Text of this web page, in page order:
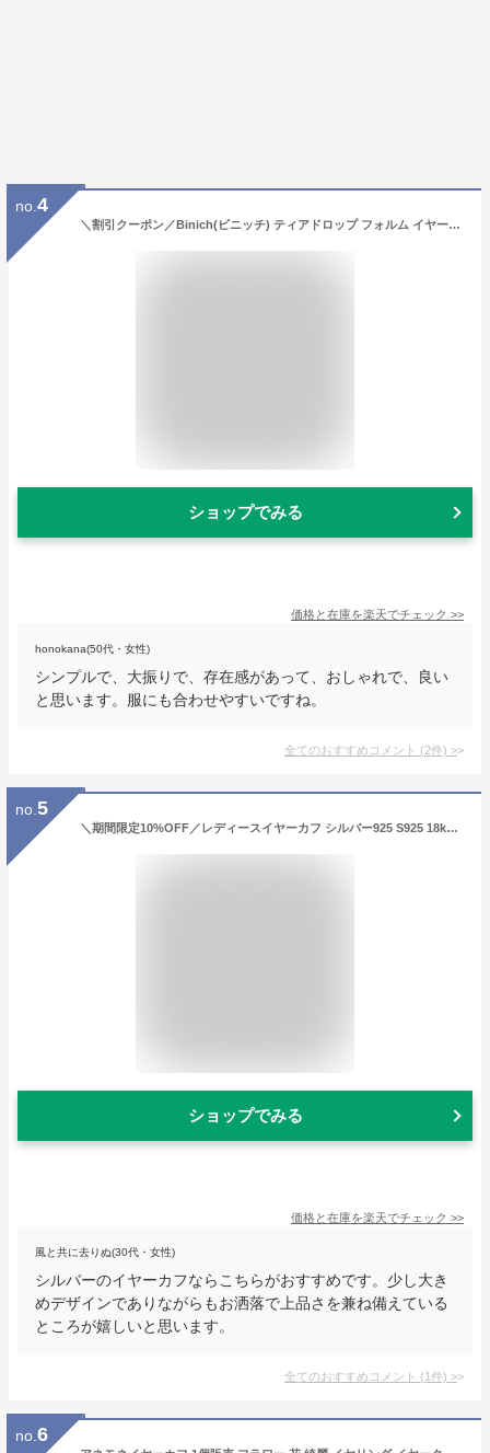
no. 4
＼割引クーポン／Binich(ビニッチ) ティアドロップ フォルム イヤーカフ シルバー925 アクセサリー メンズ[シルバーピアス] 片耳用 (1個売り)
ショップでみる
価格と在庫を楽天でチェック >>
honokana(50代・女性)
シンプルで、大振りで、存在感があって、おしゃれで、良い
と思います。服にも合わせやすいですね。
全てのおすすめコメント (2件) >
no. 5
＼期間限定10%OFF／レディースイヤーカフ シルバー925 S925 18kgp 金メッキ gold silver ゴールド シルバー 金色 銀色 シンプル 耳の穴いらない ダブルライン イヤーカフ イヤークリップ 金属アレルギー対応 片耳用
ショップでみる
価格と在庫を楽天でチェック >>
風と共に去りぬ(30代・女性)
シルバーのイヤーカフならこちらがおすすめです。少し大き
めデザインでありながらもお洒落で上品さを兼ね備えている
ところが嬉しいと思います。
全てのおすすめコメント (1件) >
no. 6